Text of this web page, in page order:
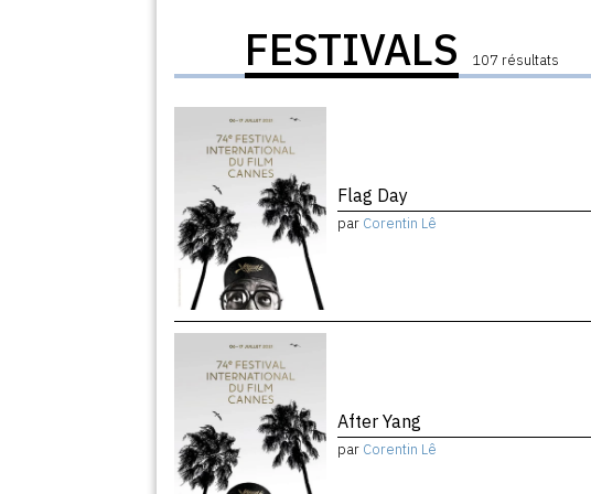
FESTIVALS 107 résultats
Flag Day
par Corentin Lê
After Yang
par Corentin Lê